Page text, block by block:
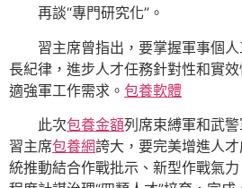
再談“專門研究化”。
習主席曾指出，要掌握軍事個
長紀律，進步人才任務針對性和實
適強軍工作需求。 包養軟體
此次包養金額列席束縛軍和武
習主席包養網誇大，要完美增進人
統推動結合作戰批示、新型作戰氣